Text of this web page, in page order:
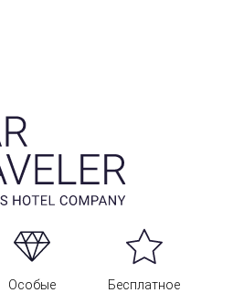
Особые
Бесплатное